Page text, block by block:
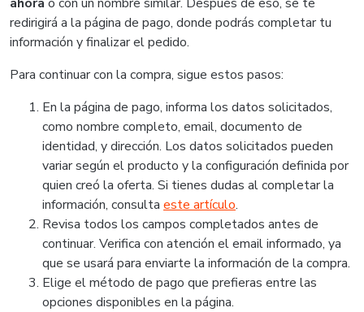
redirigirá a la página de pago, donde podrás completar tu
información y finalizar el pedido.
Para continuar con la compra, sigue estos pasos:
En la página de pago, informa los datos solicitados,
como nombre completo, email, documento de
identidad, y dirección. Los datos solicitados pueden
variar según el producto y la configuración definida por
quien creó la oferta. Si tienes dudas al completar la
información, consulta este artículo.
Revisa todos los campos completados antes de
continuar. Verifica con atención el email informado, ya
que se usará para enviarte la información de la compra.
Elige el método de pago que prefieras entre las
opciones disponibles en la página.